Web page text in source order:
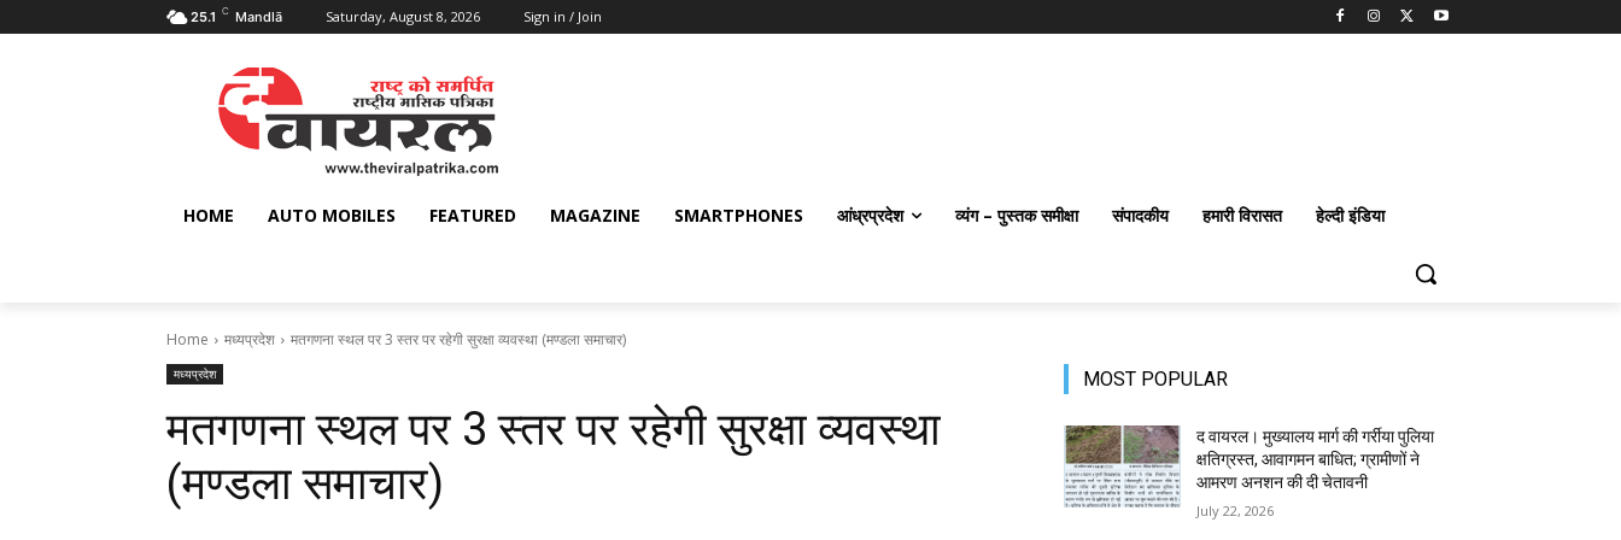
25.1 C Mandlā Saturday, August 8, 2026 Sign in / Join
HOME AUTO MOBILES FEATURED MAGAZINE SMARTPHONES आंध्रप्रदेश व्यंग – पुस्तक समीक्षा संपादकीय हमारी विरासत हेल्दी इंडिया
Home मध्यप्रदेश मतगणना स्थल पर 3 स्तर पर रहेगी सुरक्षा व्यवस्था (मण्‍डला समाचार)
मध्यप्रदेश
मतगणना स्थल पर 3 स्तर पर रहेगी सुरक्षा व्यवस्था
(मण्‍डला समाचार)
MOST POPULAR
द वायरल। मुख्यालय मार्ग की गर्रीया पुलिया
क्षतिग्रस्त, आवागमन बाधित; ग्रामीणों ने
आमरण अनशन की दी चेतावनी
July 22, 2026